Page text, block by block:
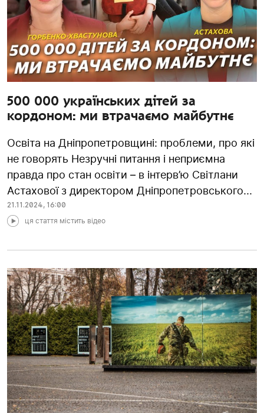
500 000 українських дітей за
кордоном: ми втрачаємо майбутнє
Освіта на Дніпропетровщині: проблеми, про які
не говорять Незручні питання і неприємна
правда про стан освіти – в інтерв’ю Світлани
Астахової з директором Дніпропетровського...
21.11.2024, 16:00
ця стаття містить відео